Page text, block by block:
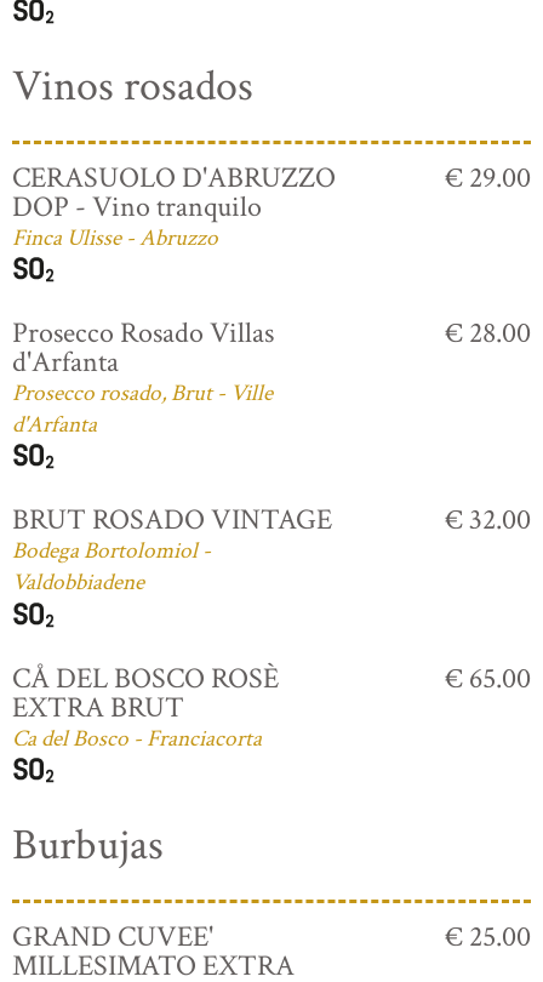
Vinos rosados
CERASUOLO D'ABRUZZO
DOP - Vino tranquilo
Finca Ulisse - Abruzzo
€ 29.00
Prosecco Rosado Villas
d'Arfanta
Prosecco rosado, Brut - Ville
d'Arfanta
€ 28.00
BRUT ROSADO VINTAGE
Bodega Bortolomiol -
Valdobbiadene
€ 32.00
CÅ DEL BOSCO ROSÈ
EXTRA BRUT
Ca del Bosco - Franciacorta
€ 65.00
Burbujas
GRAND CUVEE'
MILLESIMATO EXTRA
€ 25.00